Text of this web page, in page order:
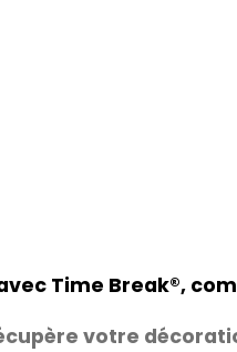
Time Break®,
votre